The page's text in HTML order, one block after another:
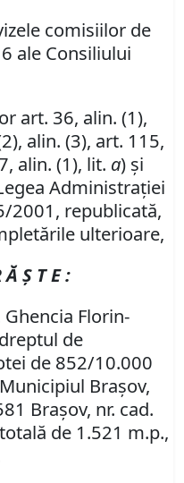
comisiilor de
ale Consiliului
art. 36, alin. (1),
alin. (3), art. 115,
alin. (1), lit. a) şi
Administraţiei
2001, republicată,
ulterioare,
Ş T E :
Ghencia Florin-
de
de 852/10.000
Braşov,
Braşov, nr. cad.
de 1.521 m.p.,